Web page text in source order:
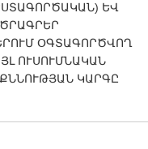
ԵՎ
ՕԳՏԱԳՈՐԾՎՈՂ
ՈՒՍՈՒՄՆԱԿԱՆ
ԿԱՐԳԸ